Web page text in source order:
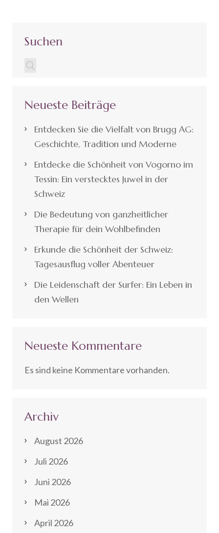
Suchen
Neueste Beiträge
Entdecken Sie die Vielfalt von Brugg AG:
Geschichte, Tradition und Moderne
Entdecke die Schönheit von Vogorno im
Tessin: Ein verstecktes Juwel in der
Schweiz
Die Bedeutung von ganzheitlicher
Therapie für dein Wohlbefinden
Erkunde die Schönheit der Schweiz:
Tagesausflug voller Abenteuer
Die Leidenschaft der Surfer: Ein Leben in
den Wellen
Neueste Kommentare
Es sind keine Kommentare vorhanden.
Archiv
August 2026
Juli 2026
Juni 2026
Mai 2026
April 2026